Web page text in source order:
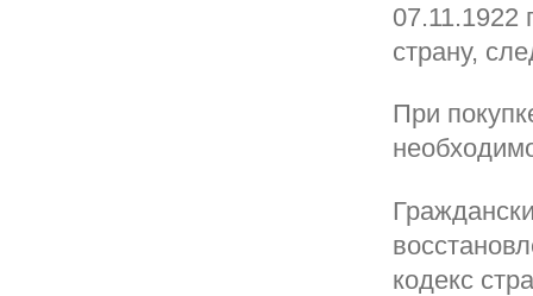
07.11.1922
страну,
При
кодекс